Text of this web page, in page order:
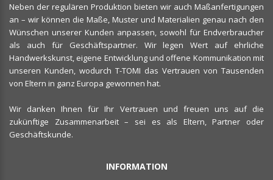
Neben der regulären Produktion bieten wir auch Maßanfertigungen
an – wir können die Maße, Muster und Materialien genau nach den
Wünschen unserer Kunden anpassen, sowohl für Endverbraucher
als auch für Geschäftspartner. Wir legen Wert auf ehrliche
Handwerkskunst, eigene Entwicklung und offene Kommunikation mit
unseren Kunden, wodurch T-TOMI das Vertrauen von Tausenden
von Eltern in ganz Europa gewonnen hat.
Wir danken Ihnen für Ihr Vertrauen und freuen uns auf die
zukünftige Zusammenarbeit – sei es als Eltern, Partner oder
Geschäftskunde.
INFORMATION